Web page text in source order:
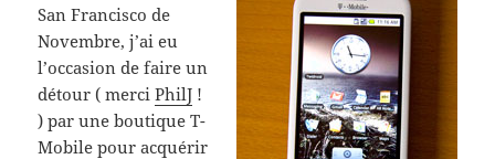
San Francisco de
Novembre, j’ai eu
l’occasion de faire un
détour ( merciPhilJ !
) par une boutique T-
Mobile pour acquérir